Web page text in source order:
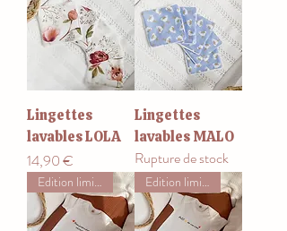
Lingettes
lavables LOLA
Prix
14,90 €
Lingettes
lavables MALO
Rupture de stock
Edition limitée Edition limitée